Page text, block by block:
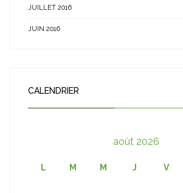
JUILLET 2016
JUIN 2016
CALENDRIER
août 2026
L M M J V